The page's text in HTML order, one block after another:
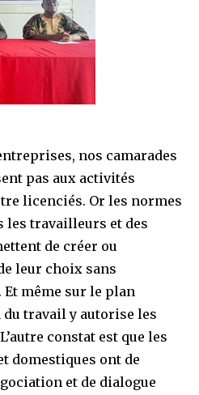
nos camarades
pas aux activités
licenciés. Or les normes
les travailleurs et des
de créer ou
leur choix sans
même sur le plan
travail y autorise les
constat est que les
domestiques ont de
et de dialogue